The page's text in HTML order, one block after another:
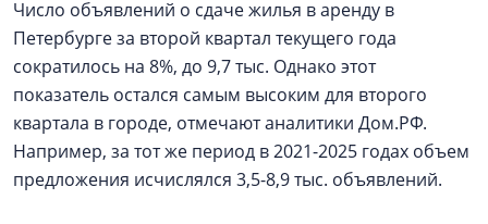
Число объявлений о сдаче жилья в аренду в
Петербурге за второй квартал текущего года
сократилось на 8%, до 9,7 тыс. Однако этот
показатель остался самым высоким для второго
квартала в городе, отмечают аналитики Дом.РФ.
Например, за тот же период в 2021-2025 годах объем
предложения исчислялся 3,5-8,9 тыс. объявлений.